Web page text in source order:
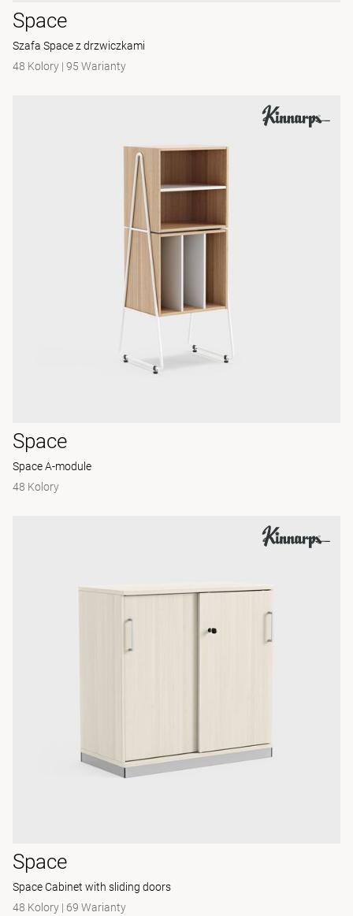
Space
Szafa Space z drzwiczkami
48 Kolory | 95 Warianty
Space
Space A-module
48 Kolory
Space
Space Cabinet with sliding doors
48 Kolory | 69 Warianty